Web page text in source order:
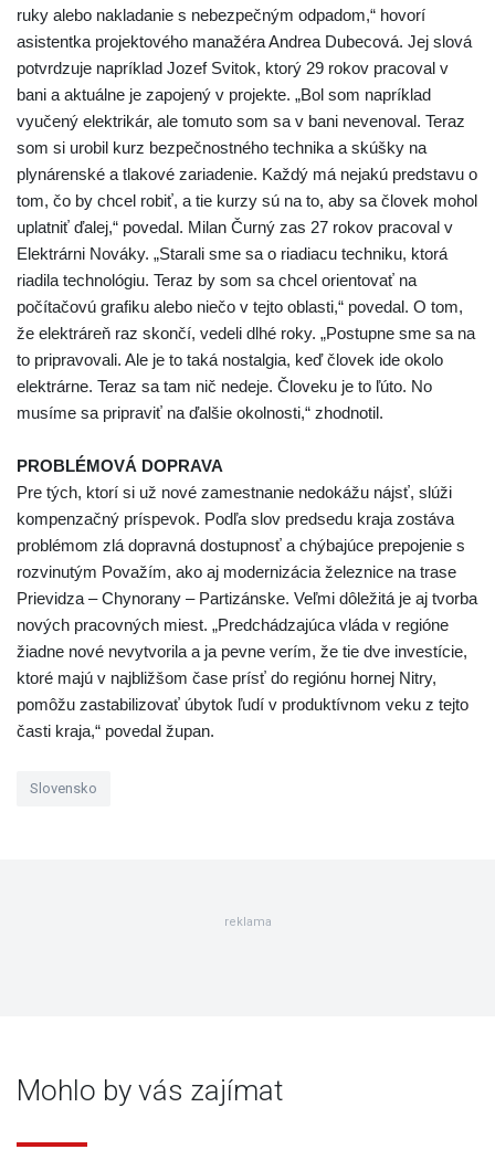
ruky alebo nakladanie s nebezpečným odpadom,“ hovorí
asistentka projektového manažéra Andrea Dubecová. Jej slová
potvrdzuje napríklad Jozef Svitok, ktorý 29 rokov pracoval v
bani a aktuálne je zapojený v projekte. „Bol som napríklad
vyučený elektrikár, ale tomuto som sa v bani nevenoval. Teraz
som si urobil kurz bezpečnostného technika a skúšky na
plynárenské a tlakové zariadenie. Každý má nejakú predstavu o
tom, čo by chcel robiť, a tie kurzy sú na to, aby sa človek mohol
uplatniť ďalej,“ povedal. Milan Čurný zas 27 rokov pracoval v
Elektrárni Nováky. „Starali sme sa o riadiacu techniku, ktorá
riadila technológiu. Teraz by som sa chcel orientovať na
počítačovú grafiku alebo niečo v tejto oblasti,“ povedal. O tom,
že elektráreň raz skončí, vedeli dlhé roky. „Postupne sme sa na
to pripravovali. Ale je to taká nostalgia, keď človek ide okolo
elektrárne. Teraz sa tam nič nedeje. Človeku je to ľúto. No
musíme sa pripraviť na ďalšie okolnosti,“ zhodnotil.
PROBLÉMOVÁ DOPRAVA
Pre tých, ktorí si už nové zamestnanie nedokážu nájsť, slúži
kompenzačný príspevok. Podľa slov predsedu kraja zostáva
problémom zlá dopravná dostupnosť a chýbajúce prepojenie s
rozvinutým Považím, ako aj modernizácia železnice na trase
Prievidza – Chynorany – Partizánske. Veľmi dôležitá je aj tvorba
nových pracovných miest. „Predchádzajúca vláda v regióne
žiadne nové nevytvorila a ja pevne verím, že tie dve investície,
ktoré majú v najbližšom čase prísť do regiónu hornej Nitry,
pomôžu zastabilizovať úbytok ľudí v produktívnom veku z tejto
časti kraja,“ povedal župan.
Slovensko
reklama
Mohlo by vás zajímat